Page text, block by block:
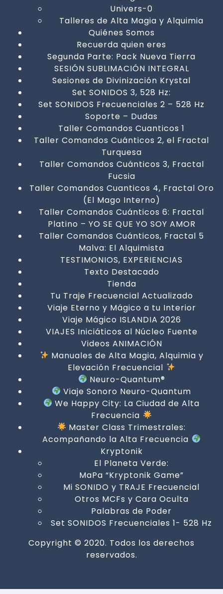
Univers-0
Talleres de Alta Magia y Alquimia
Quiénes Somos
Recuerda quien eres
Segunda Parte: Pack Nueva Tierra
SESIÓN SUBLIMACIÓN INTEGRAL
Sesiones de Divinización Krystal
Set SONIDOS 3, 528 Hz:
Set SONIDOS Frecuenciales 2 – 528 Hz
Soporte – Dudas
Taller Comandos Cuanticos 1
Taller Comandos Cuánticos 2, el Fractal
Turquesa
Taller Comandos Cuánticos 3, Fractal
Fucsia
Taller Comandos Cuanticos 4, Fractal Oro
(El Mago Interno)
Taller Comandos Cuánticos 6: Fractal
Platino – YO SE QUE YO SOY AMOR
Taller Comandos Cuánticos, Fractal 5
Malva: El Alquimista
TESTIMONIOS, EXPERIENCIAS
Texto Destacado
Tienda
Tu Traje Frecuencial Actualizado
Viaje Eterno y Mágico a tu Interior
Viaje Mágico ISLANDIA 2026
VIAJES Iniciáticos al Núcleo Fuente
Videos ANIMACIÓN
Manuales de Alta Magia, Alquimia y
Elevación Frecuencial
Neuro-Quantum®
Viaje Sonoro Neuro-Quantum
We Happy City: La Ciudad de Alta
Frecuencia
Master Class Trimestrales:
Acompañando la Alta Frecuencia
Kryptonik
El Planeta Verde:
MaPa “Kryptonik Game”
Mi SONIDO y TRAJE Frecuencial
Otros MCFs y Cara Oculta
Palabras de Poder
Set SONIDOS Frecuenciales 1- 528 Hz
Copyright © 2020. Todos los derechos
reservados.